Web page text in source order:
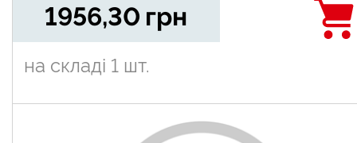
1956,30 грн
на складі 1 шт.